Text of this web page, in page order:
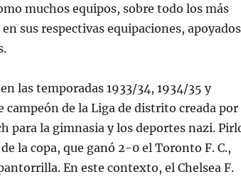
muchos equipos, sobre todo los más
sus respectivas equipaciones, apoyados
las temporadas 1933/34, 1934/35 y
campeón de la Liga de distrito creada por
para la gimnasia y los deportes nazi.
la copa, que ganó 2-0 el Toronto F. C.,
En este contexto, el Chelsea F.